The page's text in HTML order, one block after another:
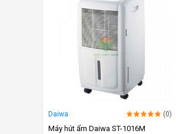
Daiwa (0)
Máy hút ẩm Daiwa ST-1016M